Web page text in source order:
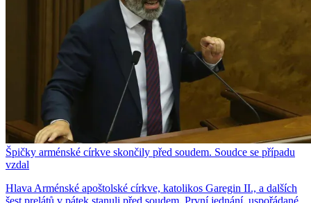
Špičky arménské církve skončily před soudem. Soudce se případu
vzdal
Hlava Arménské apoštolské církve, katolikos Garegin II., a dalších